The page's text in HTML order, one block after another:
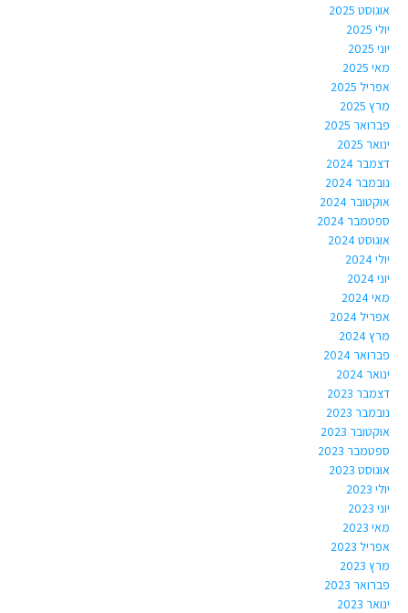
אוגוסט 2025
יולי 2025
יוני 2025
מאי 2025
אפריל 2025
מרץ 2025
פברואר 2025
ינואר 2025
דצמבר 2024
נובמבר 2024
אוקטובר 2024
ספטמבר 2024
אוגוסט 2024
יולי 2024
יוני 2024
מאי 2024
אפריל 2024
מרץ 2024
פברואר 2024
ינואר 2024
דצמבר 2023
נובמבר 2023
אוקטובר 2023
ספטמבר 2023
אוגוסט 2023
יולי 2023
יוני 2023
מאי 2023
אפריל 2023
מרץ 2023
פברואר 2023
ינואר 2023